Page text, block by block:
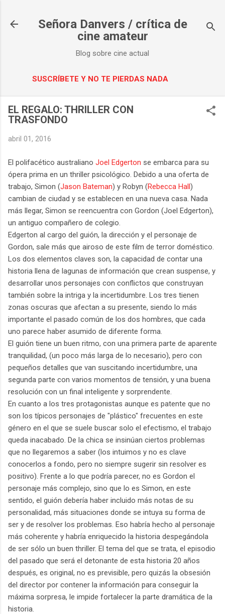
Señora Danvers / crítica de
cine amateur
Blog sobre cine actual
SUSCRÍBETE Y NO TE PIERDAS NADA
EL REGALO: THRILLER CON
TRASFONDO
abril 01, 2016
El polifacético australiano Joel Edgerton se embarca para su
ópera prima en un thriller psicológico. Debido a una oferta de
trabajo, Simon (Jason Bateman) y Robyn (Rebecca Hall)
cambian de ciudad y se establecen en una nueva casa. Nada
más llegar, Simon se reencuentra con Gordon (Joel Edgerton),
un antiguo compañero de colegio.
Edgerton al cargo del guión, la dirección y el personaje de
Gordon, sale más que airoso de este film de terror doméstico.
Los dos elementos claves son, la capacidad de contar una
historia llena de lagunas de información que crean suspense, y
desarrollar unos personajes con conflictos que construyan
también sobre la intriga y la incertidumbre. Los tres tienen
zonas oscuras que afectan a su presente, siendo lo más
importante el pasado común de los dos hombres, que cada
uno parece haber asumido de diferente forma.
El guión tiene un buen ritmo, con una primera parte de aparente
tranquilidad, (un poco más larga de lo necesario), pero con
pequeños detalles que van suscitando incertidumbre, una
segunda parte con varios momentos de tensión, y una buena
resolución con un final inteligente y sorprendente.
En cuanto a los tres protagonistas aunque es patente que no
son los típicos personajes de "plástico" frecuentes en este
género en el que se suele buscar solo el efectismo, el trabajo
queda inacabado. De la chica se insinúan ciertos problemas
que no llegaremos a saber (los intuimos y no es clave
conocerlos a fondo, pero no siempre sugerir sin resolver es
positivo). Frente a lo que podría parecer, no es Gordon el
personaje más complejo, sino que lo es Simon, en este
sentido, el guión debería haber incluido más notas de su
personalidad, más situaciones donde se intuya su forma de
ser y de resolver los problemas. Eso habría hecho al personaje
más coherente y habría enriquecido la historia despegándola
de ser sólo un buen thriller. El tema del que se trata, el episodio
del pasado que será el detonante de esta historia 20 años
después, es original, no es previsible, pero quizás la obsesión
del director por contener la información para conseguir la
máxima sorpresa, le impide fortalecer la parte dramática de la
historia.